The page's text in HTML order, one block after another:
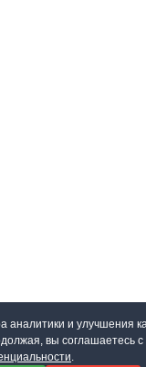
и улучшения
вы соглашаетесь
.